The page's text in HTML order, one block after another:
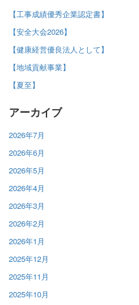
【工事成績優秀企業認定書】
【安全大会2026】
【健康経営優良法人として】
【地域貢献事業】
【夏至】
アーカイブ
2026年7月
2026年6月
2026年5月
2026年4月
2026年3月
2026年2月
2026年1月
2025年12月
2025年11月
2025年10月